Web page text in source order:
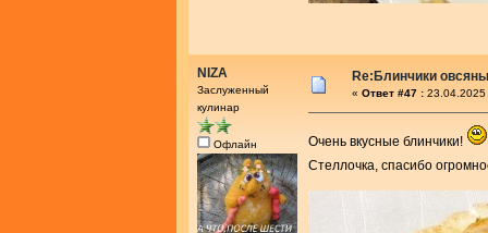
NIZA
Заслуженный
кулинар
Офлайн
Re:Блинчики
« Ответ #47 :
Очень вкусные блинчики!
Стеллочка, спасибо